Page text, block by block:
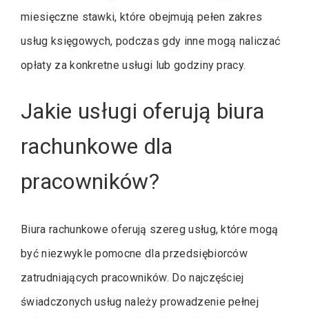
miesięczne stawki, które obejmują pełen zakres
usług księgowych, podczas gdy inne mogą naliczać
opłaty za konkretne usługi lub godziny pracy.
Jakie usługi oferują biura
rachunkowe dla
pracowników?
Biura rachunkowe oferują szereg usług, które mogą
być niezwykle pomocne dla przedsiębiorców
zatrudniających pracowników. Do najczęściej
świadczonych usług należy prowadzenie pełnej